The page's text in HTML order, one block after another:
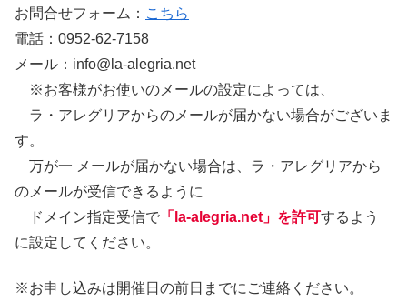
お問合せフォーム： こちら
電話：0952-62-7158
メール：info@la-alegria.net
※お客様がお使いのメールの設定によっては、
ラ・アレグリアからのメールが届かない場合がございま
す。
万が一 メールが届かない場合は、ラ・アレグリアから
のメールが受信できるように
ドメイン指定受信で 「la-alegria.net」を許可するよう
に設定してください。
※お申し込みは開催日の前日までにご連絡ください。